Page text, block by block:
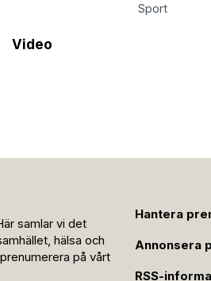
Sport
Video
samlar vi det
hälsa och
på vårt
Hantera
Annonsera
RSS-